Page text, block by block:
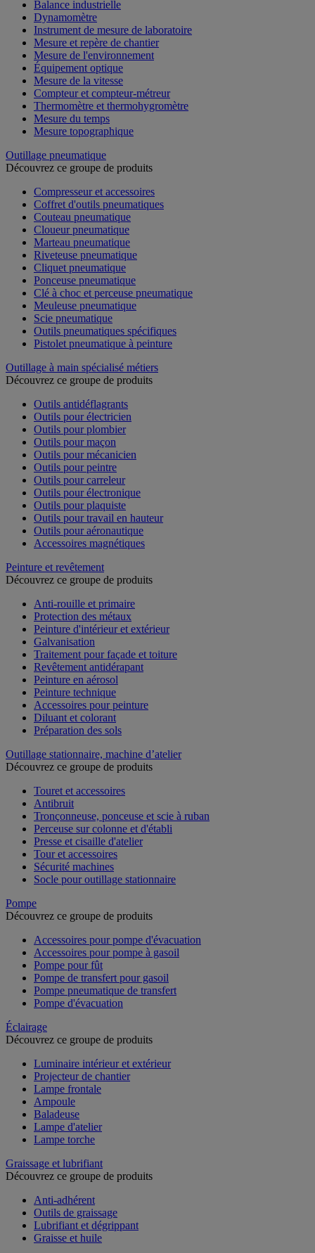
Balance industrielle
Dynamomètre
Instrument de mesure de laboratoire
Mesure et repère de chantier
Mesure de l'environnement
Équipement optique
Mesure de la vitesse
Compteur et compteur-métreur
Thermomètre et thermohygromètre
Mesure du temps
Mesure topographique
Outillage pneumatique
Découvrez ce groupe de produits
Compresseur et accessoires
Coffret d'outils pneumatiques
Couteau pneumatique
Cloueur pneumatique
Marteau pneumatique
Riveteuse pneumatique
Cliquet pneumatique
Ponceuse pneumatique
Clé à choc et perceuse pneumatique
Meuleuse pneumatique
Scie pneumatique
Outils pneumatiques spécifiques
Pistolet pneumatique à peinture
Outillage à main spécialisé métiers
Découvrez ce groupe de produits
Outils antidéflagrants
Outils pour électricien
Outils pour plombier
Outils pour maçon
Outils pour mécanicien
Outils pour peintre
Outils pour carreleur
Outils pour électronique
Outils pour plaquiste
Outils pour travail en hauteur
Outils pour aéronautique
Accessoires magnétiques
Peinture et revêtement
Découvrez ce groupe de produits
Anti-rouille et primaire
Protection des métaux
Peinture d'intérieur et extérieur
Galvanisation
Traitement pour façade et toiture
Revêtement antidérapant
Peinture en aérosol
Peinture technique
Accessoires pour peinture
Diluant et colorant
Préparation des sols
Outillage stationnaire, machine d’atelier
Découvrez ce groupe de produits
Touret et accessoires
Antibruit
Tronçonneuse, ponceuse et scie à ruban
Perceuse sur colonne et d'établi
Presse et cisaille d'atelier
Tour et accessoires
Sécurité machines
Socle pour outillage stationnaire
Pompe
Découvrez ce groupe de produits
Accessoires pour pompe d'évacuation
Accessoires pour pompe à gasoil
Pompe pour fût
Pompe de transfert pour gasoil
Pompe pneumatique de transfert
Pompe d'évacuation
Éclairage
Découvrez ce groupe de produits
Luminaire intérieur et extérieur
Projecteur de chantier
Lampe frontale
Ampoule
Baladeuse
Lampe d'atelier
Lampe torche
Graissage et lubrifiant
Découvrez ce groupe de produits
Anti-adhérent
Outils de graissage
Lubrifiant et dégrippant
Graisse et huile